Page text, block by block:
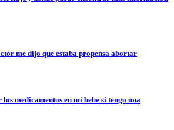
me dijo que estaba propensa abortar
medicamentos en mi bebe si tengo una